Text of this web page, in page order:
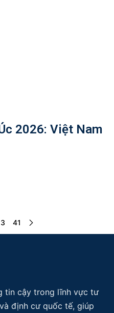
2026: Việt Nam
3 41
tin cậy trong lĩnh vực tư
định cư quốc tế, giúp